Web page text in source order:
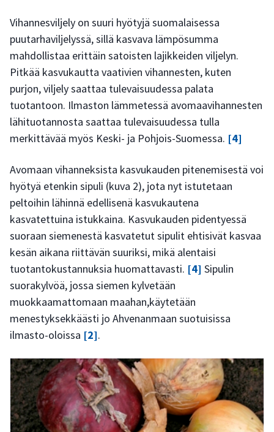
Vihannesviljely on suuri hyötyjä suomalaisessa
puutarhaviljelyssä, sillä kasvava lämpösumma
mahdollistaa erittäin satoisten lajikkeiden viljelyn.
Pitkää kasvukautta vaativien vihannesten, kuten
purjon, viljely saattaa tulevaisuudessa palata
tuotantoon. Ilmaston lämmetessä avomaavihannesten
lähituotannosta saattaa tulevaisuudessa tulla
merkittävää myös Keski- ja Pohjois-Suomessa. [4]
Avomaan vihanneksista kasvukauden pitenemisestä voi
hyötyä etenkin sipuli (kuva 2), jota nyt istutetaan
peltoihin lähinnä edellisenä kasvukautena
kasvatettuina istukkaina. Kasvukauden pidentyessä
suoraan siemenestä kasvatetut sipulit ehtisivät kasvaa
kesän aikana riittävän suuriksi, mikä alentaisi
tuotantokustannuksia huomattavasti. [4] Sipulin
suorakylvöä, jossa siemen kylvetään
muokkaamattomaan maahan,käytetään
menestyksekkäästi jo Ahvenanmaan suotuisissa
ilmasto-oloissa [2].